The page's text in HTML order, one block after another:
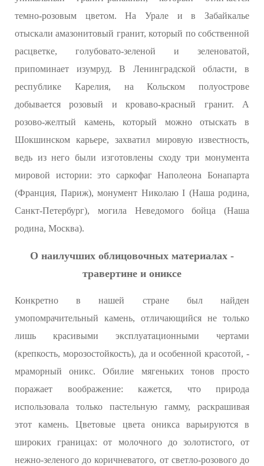
темно-розовым цветом. На Урале и в Забайкалье
отыскали амазонитовый гранит, который по собственной
расцветке, голубовато-зеленой и зеленоватой,
припоминает изумруд. В Ленинградской области, в
республике Карелия, на Кольском полуострове
добывается розовый и кроваво-красный гранит. А
розово-желтый камень, который можно отыскать в
Шокшинском карьере, захватил мировую известность,
ведь из него были изготовлены сходу три монумента
мировой истории: это саркофаг Наполеона Бонапарта
(Франция, Париж), монумент Николаю I (Наша родина,
Санкт-Петербург), могила Неведомого бойца (Наша
родина, Москва).
О наилучших облицовочных материалах -
травертине и ониксе
Конкретно в нашей стране был найден
умопомрачительный камень, отличающийся не только
лишь красивыми эксплуатационными чертами
(крепкость, морозостойкость), да и особенной красотой, -
мраморный оникс. Обилие мягеньких тонов просто
поражает воображение: кажется, что природа
использовала только пастельную гамму, раскрашивая
этот камень. Цветовые цвета оникса варьируются в
широких границах: от молочного до золотистого, от
нежно-зеленого до коричневатого, от светло-розового до